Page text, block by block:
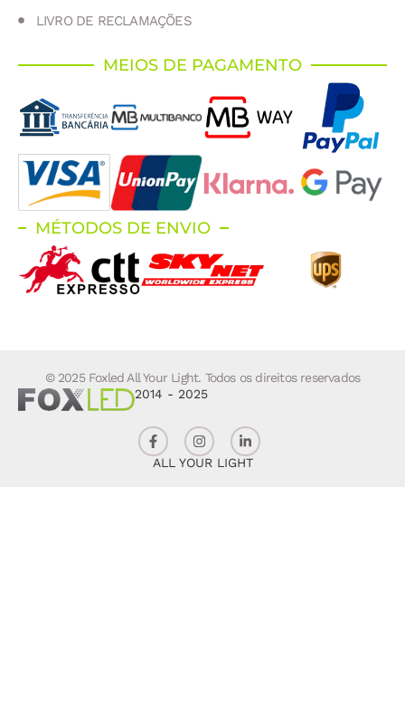
LIVRO DE RECLAMAÇÕES
MEIOS DE PAGAMENTO
MÉTODOS DE ENVIO
© 2025 Foxled All Your Light. Todos os direitos reservados
2014 - 2025
ALL YOUR LIGHT